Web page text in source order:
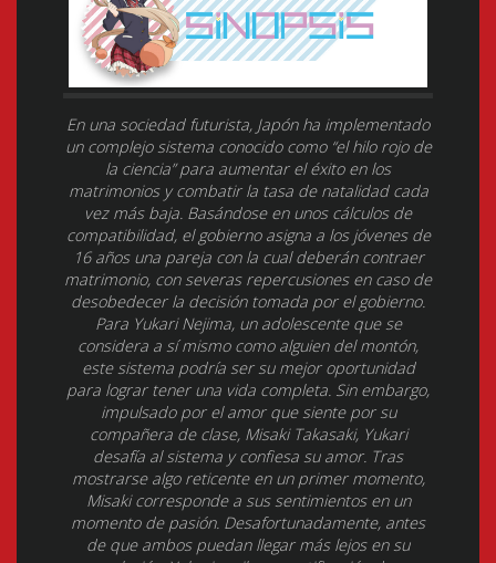
En una sociedad futurista, Japón ha implementado
un complejo sistema conocido como “el hilo rojo de
la ciencia” para aumentar el éxito en los
matrimonios y combatir la tasa de natalidad cada
vez más baja. Basándose en unos cálculos de
compatibilidad, el gobierno asigna a los jóvenes de
16 años una pareja con la cual deberán contraer
matrimonio, con severas repercusiones en caso de
desobedecer la decisión tomada por el gobierno.
Para Yukari Nejima, un adolescente que se
considera a sí mismo como alguien del montón,
este sistema podría ser su mejor oportunidad
para lograr tener una vida completa. Sin embargo,
impulsado por el amor que siente por su
compañera de clase, Misaki Takasaki, Yukari
desafía al sistema y confiesa su amor. Tras
mostrarse algo reticente en un primer momento,
Misaki corresponde a sus sentimientos en un
momento de pasión. Desafortunadamente, antes
de que ambos puedan llegar más lejos en su